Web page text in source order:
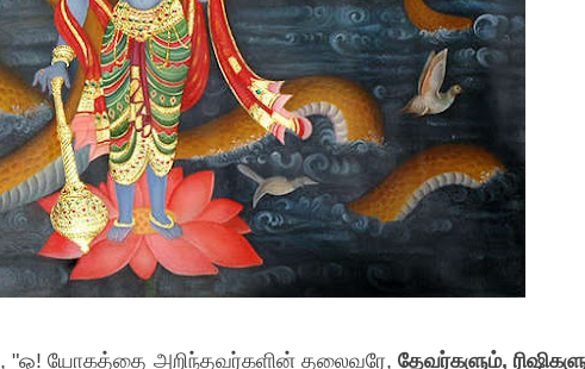
, "ஓ! யோகத்தை அறிந்தவர்களின் தலைவரே, தேவர்களும்,